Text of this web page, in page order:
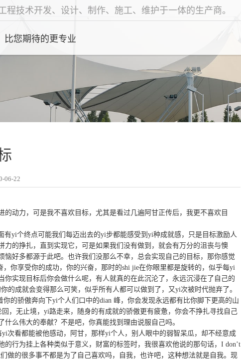
程技术开发、设计、制作、施工、维护于一体的生产商。
比您期待的更专业
06-22
的动力，可是我不喜欢目标，尤其是看过几遍阿甘正传后，我更不喜欢目
yi个终点可能我们每迈出去的yi步都能感受到yi种成就感，只是目标激励人
力的挣扎，直到实现它，可是如果我们没有做到，就会有万分的沮丧与懊
恼好多都源于此吧。也许我们没那么不幸，总会实现自己的目标，那你感觉
你享受你的成功，你的兴奋，那时的shi jie在你眼里都是旋转的，似乎每yi
你实现目标后你会做什么呢，有人就真的在此沉沦了，永远沉浸在了自己的
的成就会变得那么可笑，似乎所有人都可以做到了，又yi次被时代抛弃了。
的骄傲奔向下yi个人们口中的dian 峰，你会发现永远都有比你脚下更高的山
，无止境，yi路走来，随身的有成就的骄傲更有疲惫，你会不挣扎寻找自己
么伟大的奉献？不是吧，你真能找到理由说服自己吗。
次看都能被他感动，阿甘，那样yi个人，别人眼中的弱智呆瓜，却不经意成
的行为挂上各种类似于意义，财富的标签时，我很喜欢他说的那句话，I don’t
做的很多事不都是为了自己喜欢吗，自我，也许吧，这种想法就是自我。现